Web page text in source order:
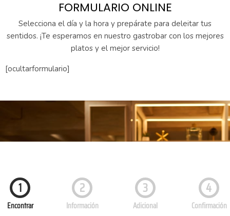
FORMULARIO ONLINE
Selecciona el día y la hora y prepárate para deleitar tus
sentidos. ¡Te esperamos en nuestro gastrobar con los mejores
platos y el mejor servicio!
[ocultarformulario]